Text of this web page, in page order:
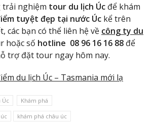
trải nghiệm tour du lịch Úc để khám
tuyệt đẹp tại nước Úc kể trên
các bạn có thể liên hệ về công ty du
hoặc số hotline 08 96 16 16 88 để
trợ đặt tour ngay hôm nay.
du lịch Úc – Tasmania mới lạ
Úc Khám phá
khám phá châu úc